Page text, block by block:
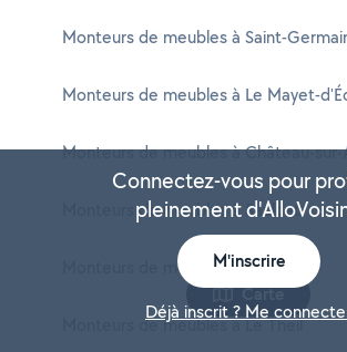
Monteurs de meubles à Saint-
Monteurs de meubles à Le Mayet-
Monteurs de meubles à Château-sur-
Monteurs de meubles à Saulcet
Monteurs de meubles à Laféline
Monteurs de meubles à Le Theil
Carte
Connectez-vous pour
pleinement
M'inscrire
Déjà inscrit ? Me